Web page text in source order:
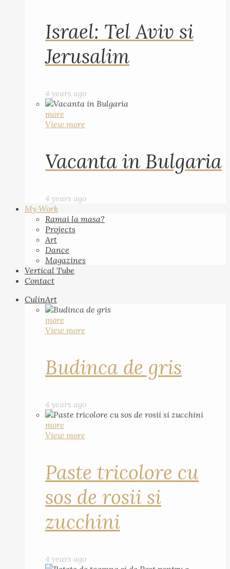
Israel: Tel Aviv si
Jerusalim
4 years ago
more
View more
Vacanta in Bulgaria
4 years ago
My Work
Ramai la masa?
Projects
Art
Dance
Magazines
Vertical Tube
Contact
CulinArt
more
View more
Budinca de gris
4 years ago
more
View more
Paste tricolore cu
sos de rosii si
zucchini
4 years ago